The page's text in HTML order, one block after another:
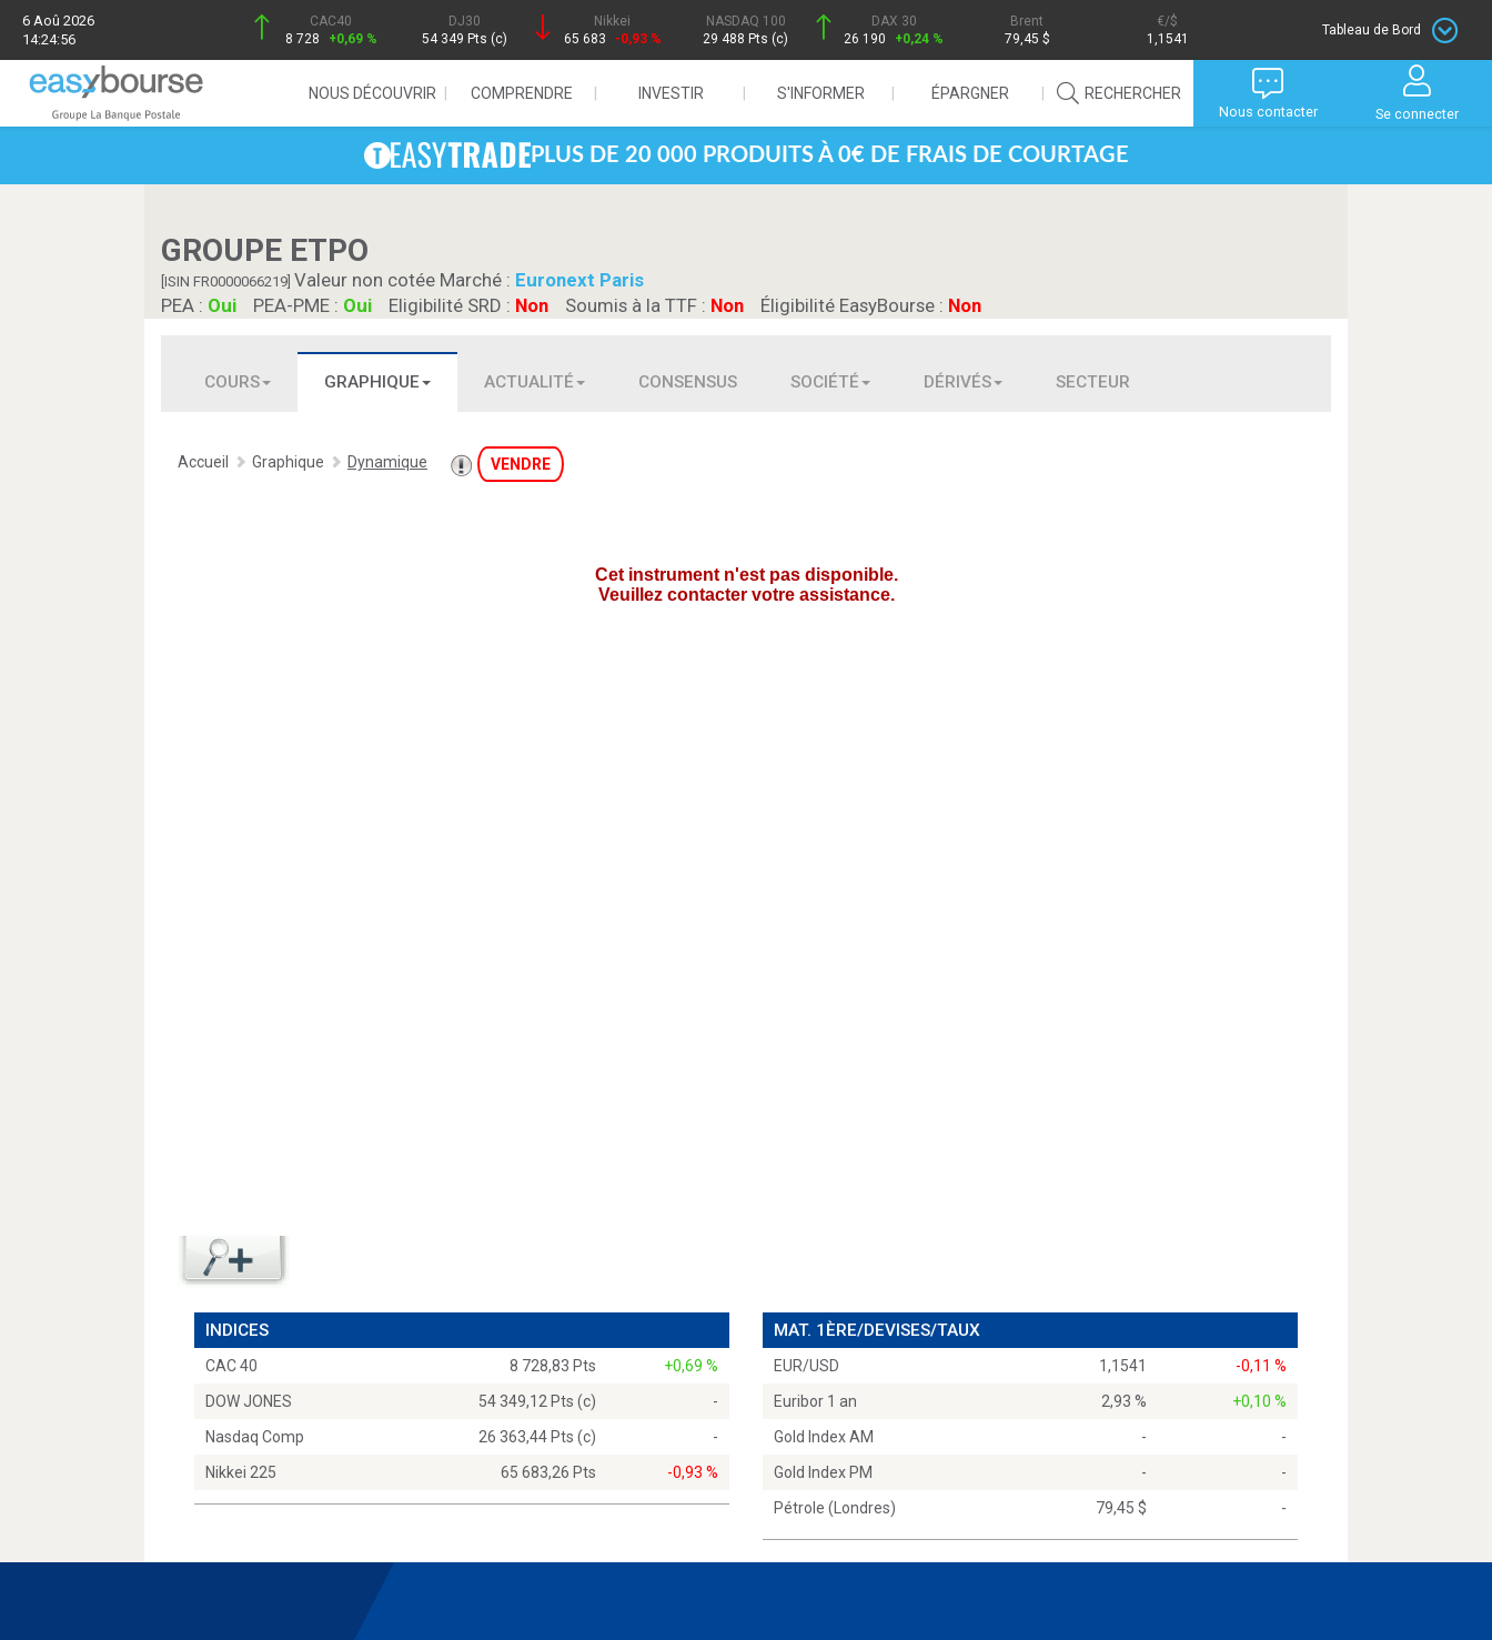
6 Aoû 2026
14:24:56
CAC40
8 728
+0,69 %
DJ30
54 349 Pts (c)
Nikkei
65 683
-0,93 %
NASDAQ 100
29 488 Pts (c)
DAX 30
26 190
+0,24 %
Brent
79,45 $
/$
1,1541
Tableau de Bord
NOUS DÉCOUVRIR COMPRENDRE INVESTIR S'INFORMER ÉPARGNER RECHERCHER
Nous contacter Se connecter
PLUS DE 20 000 PRODUITS À 0€ DE FRAIS DE COURTAGE
GROUPE ETPO
[ISIN FR0000066219] Valeur non cotée Marché : Euronext Paris
PEA : Oui PEA-PME : Oui Eligibilité SRD : Non Soumis à la TTF : Non Éligibilité EasyBourse : Non
COURS GRAPHIQUE ACTUALITÉ CONSENSUS SOCIÉTÉ DÉRIVÉS SECTEUR
Accueil Graphique Dynamique VENDRE
INDICES
CAC 40 8 728,83 Pts
+0,69 %
DOW JONES
54 349,12 Pts (c)
-
Nasdaq Comp
26 363,44 Pts (c)
-
Nikkei 225
65 683,26 Pts -0,93 %
MAT. 1ÈRE/DEVISES/TAUX
EUR/USD 1,1541
-0,11 %
Euribor 1 an
2,93 %
+0,10 %
Gold Index AM
-
-
Gold Index PM
-
-
Pétrole (Londres)
79,45 $ -